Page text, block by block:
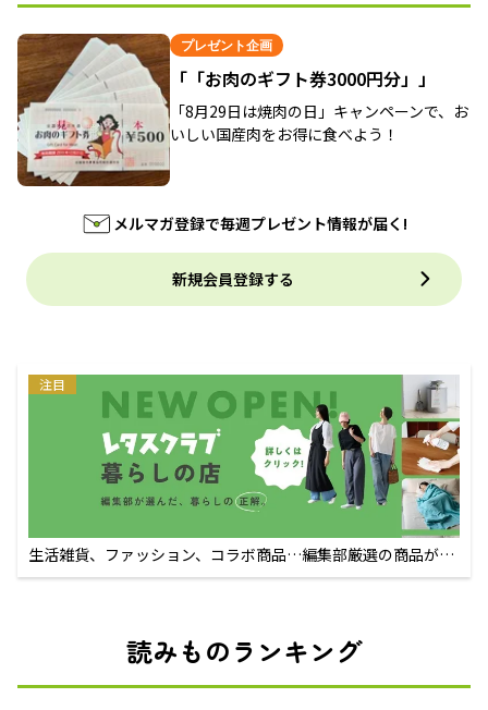
プレゼント企画
「「お肉のギフト券3000円分」」
「8月29日は焼肉の日」キャンペーンで、お
いしい国産肉をお得に食べよう！
メルマガ登録で毎週プレゼント情報が届く!
新規会員登録する
注目
生活雑貨、ファッション、コラボ商品…編集部厳選の商品が買
えるECサイト
読みものランキング